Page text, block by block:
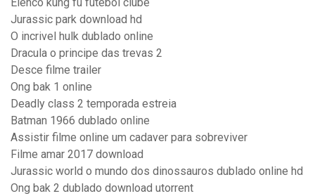
Elenco kung fu futebol clube
Jurassic park download hd
O incrivel hulk dublado online
Dracula o principe das trevas 2
Desce filme trailer
Ong bak 1 online
Deadly class 2 temporada estreia
Batman 1966 dublado online
Assistir filme online um cadaver para sobreviver
Filme amar 2017 download
Jurassic world o mundo dos dinossauros dublado online hd
Ong bak 2 dublado download utorrent